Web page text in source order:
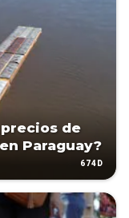
de
Paraguay?
674D